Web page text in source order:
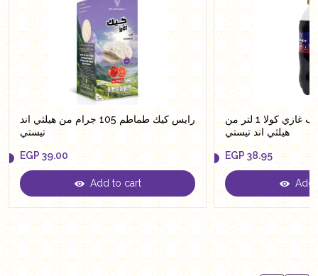
رايس كيك طماطم 105 جرام من هيلثي اند
تيستي
EGP
EGP39.00
Add to cart
هيلثي كولا مشروب غازي كولا 1 لتر من
هيلثي اند تيستي
EGP
EGP 38.95
Add